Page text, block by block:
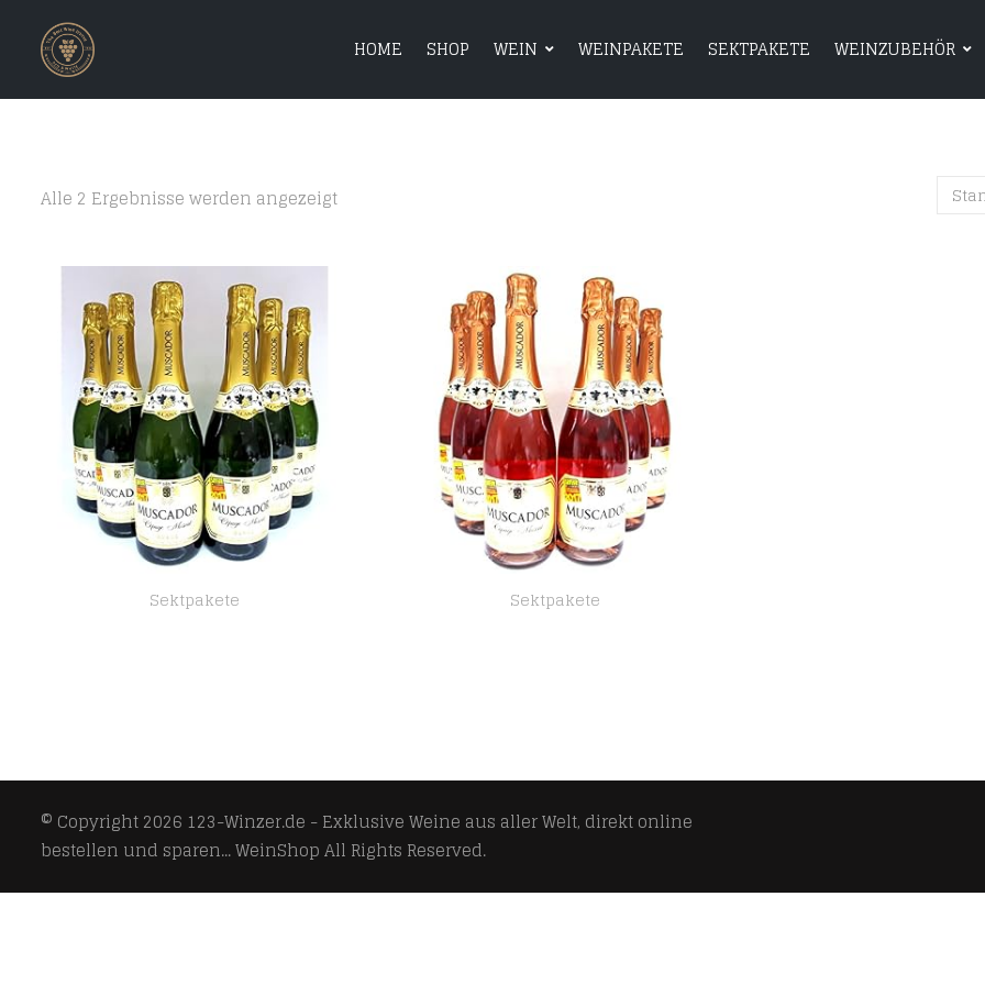
HOME SHOP WEIN WEINPAKETE SEKTPAKETE WEINZUBEHÖR
HOME SHOP WEIN WEINPAKETE
Alle 2 Ergebnisse werden angezeigt
Sektpakete Sektpakete
© Copyright 2026 123-Winzer.de - Exklusive Weine aus aller Welt, direkt online
bestellen und sparen... WeinShopAll Rights Reserved.